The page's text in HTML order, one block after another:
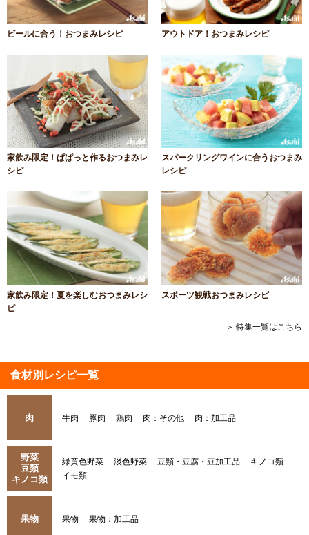
ビールに合う！おつまみレシピ アウトドア！おつまみレシピ
家飲み限定！ぱぱっと作るおつまみレ
シピ
スパークリングワインに合うおつまみ
レシピ
家飲み限定！夏を楽しむおつまみレシ
ピ
スポーツ観戦おつまみレシピ
＞ 特集一覧はこちら
食材別レシピ一覧
肉 牛肉 豚肉 鶏肉 肉：その他 肉：加工品
野菜
豆類
キノコ類
緑黄色野菜 淡色野菜 豆類・豆腐・豆加工品
キノコ類
イモ類
果物 果物 果物：加工品